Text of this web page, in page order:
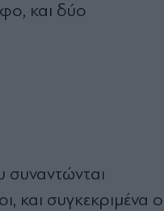
και δύο
συναντώνται
και συγκεκριμένα ο